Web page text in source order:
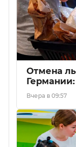
Отмена
Вчера в 09:57